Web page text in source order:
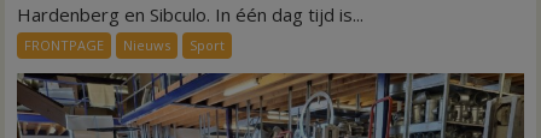
kunstgras
weg
Hardenberg en Sibculo. In één dag tijd is...
FRONTPAGE Nieuws Sport